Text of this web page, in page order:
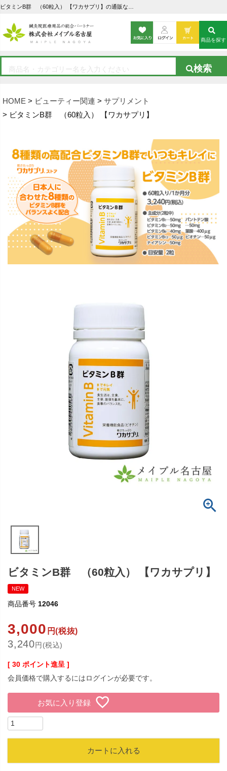
HOME ビューティー関連
サプリメント
ビタミンB群 （60粒入） 【ワカサプリ】
商品を探す
ビタミンB群 （60粒入） 【ワカサプリ】
NEW
商品番号 12046
3,000 円(税抜)
3,240円(税込)
[ 30 ポイント進呈 ]
会員価格で購入するにはログインが必要です。
お気に入り登録
カートに入れる